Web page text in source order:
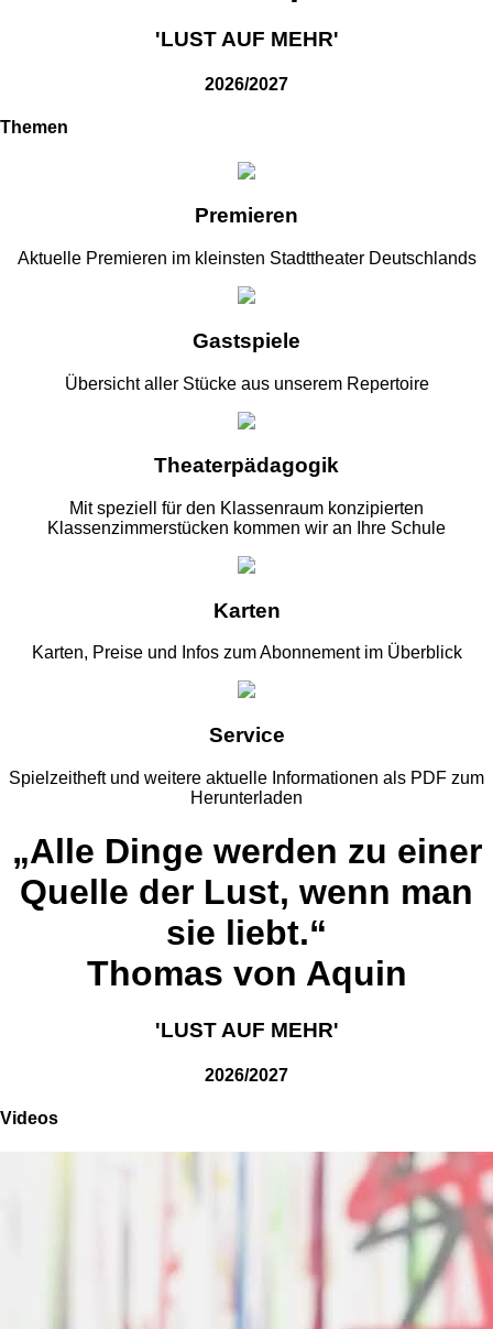
'LUST AUF MEHR'
2026/2027
Themen
Premieren
Aktuelle Premieren im kleinsten Stadttheater Deutschlands
Gastspiele
Übersicht aller Stücke aus unserem Repertoire
Theaterpädagogik
Mit speziell für den Klassenraum konzipierten
Klassenzimmerstücken kommen wir an Ihre Schule
Karten
Karten, Preise und Infos zum Abonnement im Überblick
Service
Spielzeitheft und weitere aktuelle Informationen als PDF zum
Herunterladen
„Alle Dinge werden zu einer
Quelle der Lust, wenn man
sie liebt.“
Thomas von Aquin
'LUST AUF MEHR'
2026/2027
Videos